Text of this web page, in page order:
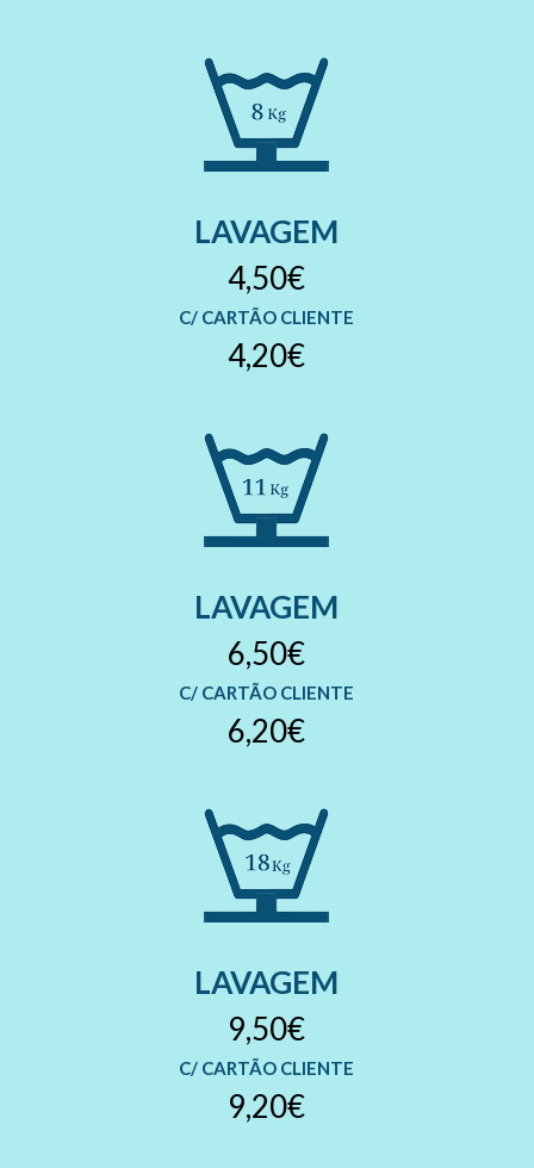
LAVAGEM
4,50€
C/ CARTÃO CLIENTE
4,20€
LAVAGEM
6,50€
C/ CARTÃO CLIENTE
6,20€
LAVAGEM
9,50€
C/ CARTÃO CLIENTE
9,20€